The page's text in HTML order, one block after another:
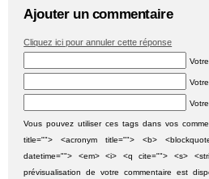
Ajouter un commentaire
Cliquez ici pour annuler cette réponse
Vous pouvez utiliser ces tags dans vos
title=""> <acronym title=""> <b>
datetime=""> <em> <i> <q cite=""> <s>
prévisualisation de votre commentaire est